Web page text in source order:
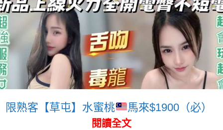
限熟客【草屯】水蜜桃 馬來$1900（必）
閱讀全文